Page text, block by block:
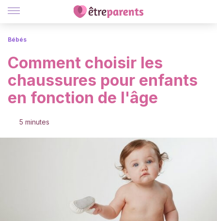
Bébés
Comment choisir les
chaussures pour enfants
en fonction de l'âge
5 minutes